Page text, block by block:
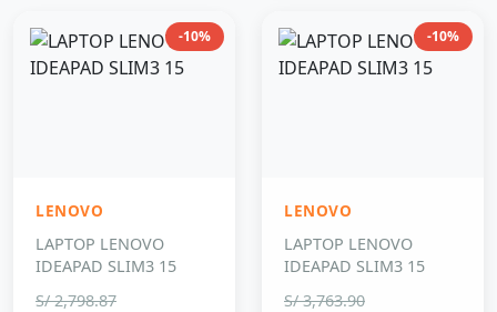
-10%
LENOVO
LAPTOP LENOVO
IDEAPAD SLIM3 15
S/ 2,798.87
-10%
LENOVO
LAPTOP LENOVO
IDEAPAD SLIM3 15
S/ 3,763.90